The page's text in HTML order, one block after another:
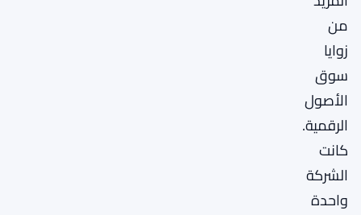
من
زوايا
سوق
الأصول
الرقمية.
كانت
الشركة
واحدة